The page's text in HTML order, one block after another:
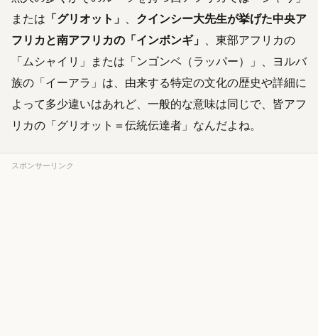
または 「グリオット」 、 クインシー大先生が挙げた中央ア
フリカと南アフリカの「インボンギ」 、東部アフリカの
「ムシャイリ」または「ンゴンベ（ラッパー）」、ヨルバ
族の「イーアラ」は、由来する特定の文化の歴史や詳細に
よって多少違いはあれど、一般的な意味は同じで、皆アフ
リカの「グリオット＝伝統伝達者」なんだよね。
スポンサーリンク